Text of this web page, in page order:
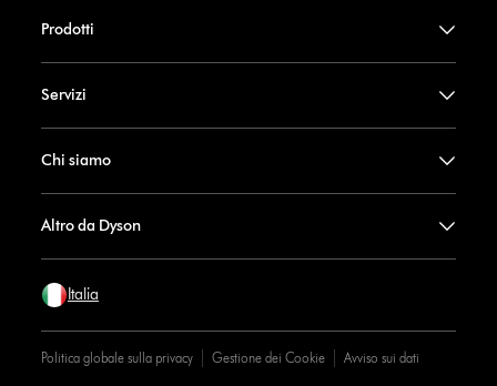
Prodotti
Servizi
Chi siamo
Altro da Dyson
Italia
Politica globale sulla privacy Gestione dei Cookie Avviso sui dati